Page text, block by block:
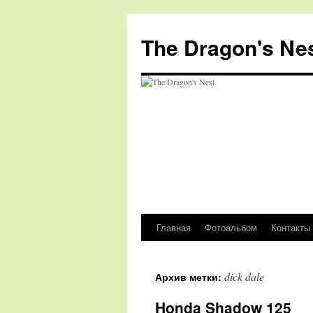
The Dragon's
Перейти
содержимому
Главная Фотоальбом Контакты
Архив метки: dick dale
Honda Shadow 125